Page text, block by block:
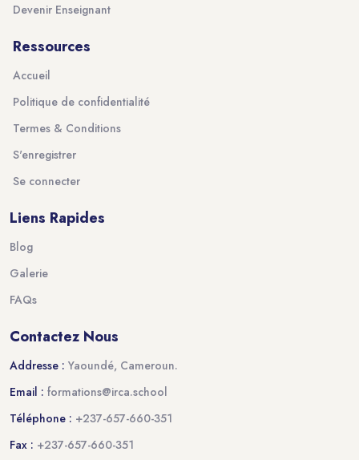
Devenir Enseignant
Ressources
Accueil
Politique de confidentialité
Termes & Conditions
S'enregistrer
Se connecter
Liens Rapides
Blog
Galerie
FAQs
Contactez Nous
Addresse : Yaoundé, Cameroun.
Email : formations@irca.school
Téléphone : +237-657-660-351
Fax : +237-657-660-351